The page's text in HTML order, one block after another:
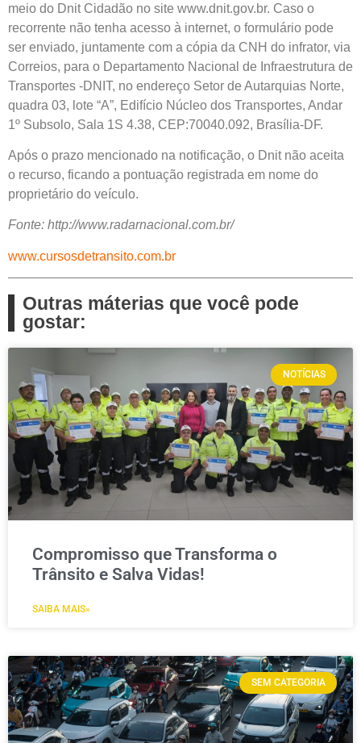
meio do Dnit Cidadão no site www.dnit.gov.br. Caso o
recorrente não tenha acesso à internet, o formulário pode
ser enviado, juntamente com a cópia da CNH do infrator, via
Correios, para o Departamento Nacional de Infraestrutura de
Transportes -DNIT, no endereço Setor de Autarquias Norte,
quadra 03, lote “A”, Edifício Núcleo dos Transportes, Andar
1º Subsolo, Sala 1S 4.38, CEP:70040.092, Brasília-DF.
Após o prazo mencionado na notificação, o Dnit não aceita
o recurso, ficando a pontuação registrada em nome do
proprietário do veículo.
Fonte: http://www.radarnacional.com.br/
www.cursosdetransito.com.br
Outras máterias que você pode
gostar:
NOTÍCIAS
Compromisso que Transforma o
Trânsito e Salva Vidas!
SAIBA MAIS»
SEM CATEGORIA